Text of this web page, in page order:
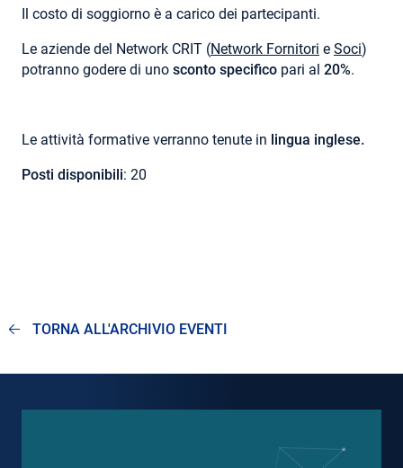
Il costo di soggiorno è a carico dei partecipanti.
Le aziende del Network CRIT (Network Fornitori e Soci)
potranno godere di uno sconto specifico pari al 20%.
Le attività formative verranno tenute in lingua inglese.
Posti disponibili: 20
TORNA ALL'ARCHIVIO EVENTI